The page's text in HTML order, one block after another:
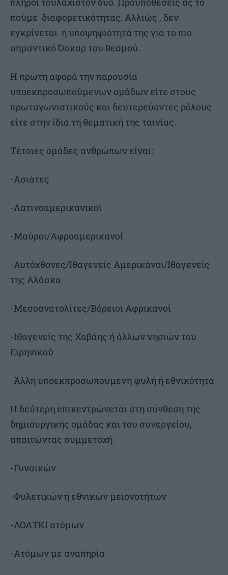
πούμε διαφορετικότητας. Αλλιώς , δεν
εγκρίνεται η υποψηφιότητά της για το πιο
σημαντικό Όσκαρ του θεσμού.
Η πρώτη αφορά την παρουσία
υποεκπροσωπούμενων ομάδων είτε στους
πρωταγωνιστικούς και δευτερεύοντες ρόλους
είτε στην ίδια τη θεματική της ταινίας.
Τέτοιες ομάδες ανθρώπων είναι:
-Ασιάτες
-Λατινοαμερικανικοί
-Μαύροι/Αφροαμερικανοί
-Αυτόχθονες/Ιθαγενείς Αμερικάνοι/Ιθαγενείς
της Αλάσκα
-Μεσοανατολίτες/Βόρειοι Αφρικανοί
-Ιθαγενείς της Χαβάης ή άλλων νησιών του
Ειρηνικού
-Άλλη υποεκπροσωπούμενη φυλή ή εθνικότητα
Η δεύτερη επικεντρώνεται στη σύνθεση της
δημιουργικής ομάδας και του συνεργείου,
απαιτώντας συμμετοχή
-Γυναικών
-Φυλετικών ή εθνικών μειονοτήτων
-ΛΟΑΤΚΙ ατόμων
-Ατόμων με αναπηρία